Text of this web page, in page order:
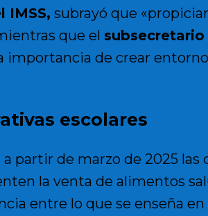
IMSS, subrayó que
que el
importancia de crear
escolares
partir de marzo de 2025
la venta de alimentos
entre lo que se enseña